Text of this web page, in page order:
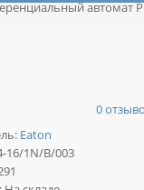
автомат
0
Eaton
16/1N/B/003